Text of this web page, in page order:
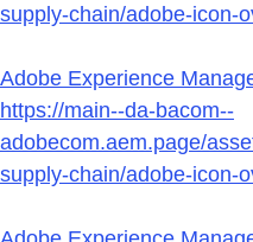
supply-chain/adobe-icon-
Adobe Experience
https://main--da-bacom--
adobecom.aem.page/
supply-chain/adobe-icon-